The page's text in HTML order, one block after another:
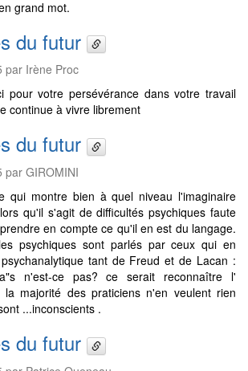
grand mot.
du futur
par Irène Proc
pour votre persévérance dans votre travail
continue à vivre librement
du futur
par GIROMINI
qui montre bien à quel niveau l'imaginaire
qu'il s'agit de difficultés psychiques faute
en compte ce qu'il en est du langage.
psychiques sont parlés par ceux qui en
tant de Freud et de Lacan :
n'est-ce pas? ce serait reconnaître l'
la majorité des praticiens n'en veulent rien
...inconscients .
du futur